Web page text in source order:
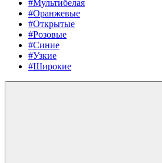
#Мультибелая
#Оранжевые
#Открытые
#Розовые
#Синие
#Узкие
#Широкие